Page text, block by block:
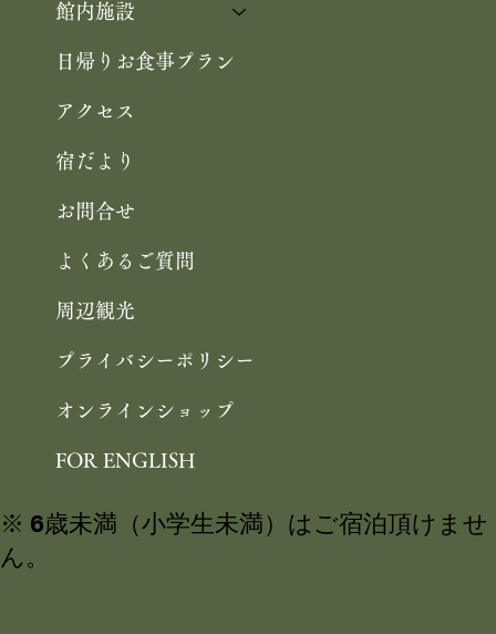
館内施設
日帰りお食事プラン
アクセス
宿だより
お問合せ
よくあるご質問
周辺観光
プライバシーポリシー
オンラインショップ
FOR ENGLISH
※ 6歳未満（小学生未満）はご宿泊頂けませ
ん。